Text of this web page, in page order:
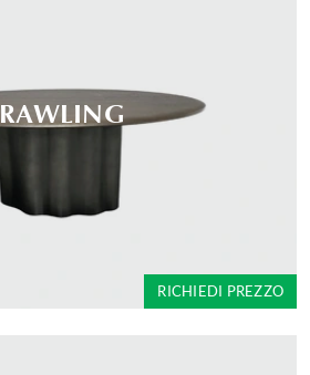
RAWLING
RICHIEDI PREZZO